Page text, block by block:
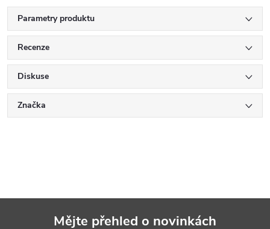
Parametry produktu
Recenze
Diskuse
Značka
Mějte přehled o novinkách